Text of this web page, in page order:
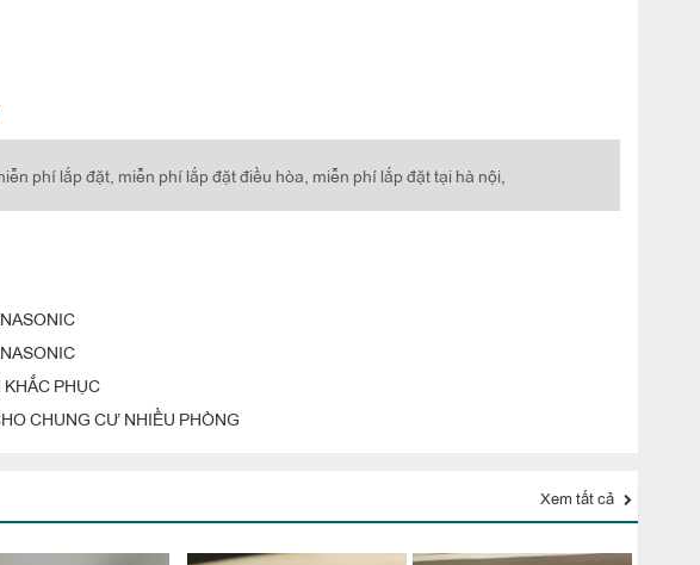
phí lắp đặt, miễn phí lắp đặt điều hòa, miễn phí lắp đặt tại hà nội,
PHỤC
CHUNG CƯ NHIỀU PHÒNG
Xem tất cả